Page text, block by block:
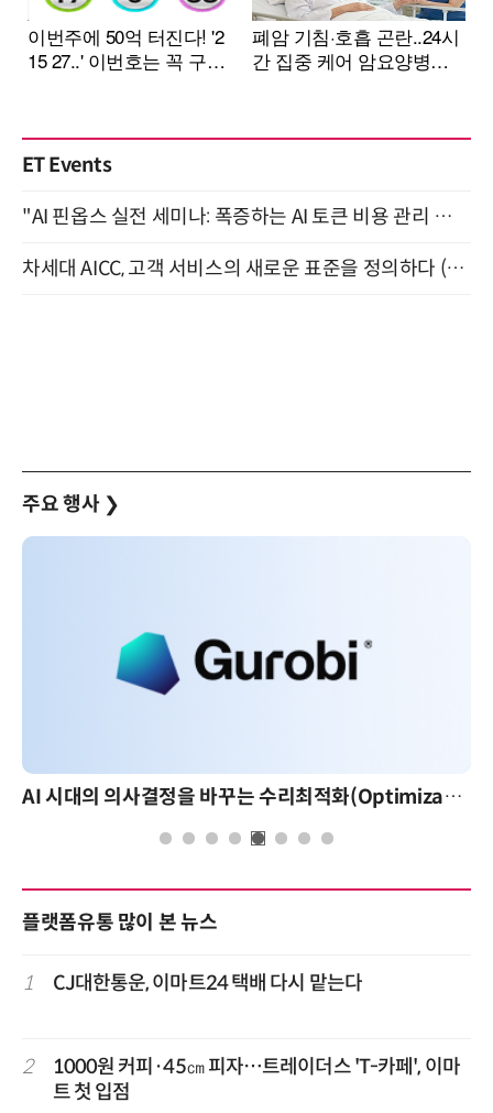
ET Events
"AI 핀옵스 실전 세미나: 폭증하는 AI 토큰 비용 관리 전략" 8월 21일 개최
차세대 AICC, 고객 서비스의 새로운 표준을 정의하다 (9/9)
주요 행사 ❯
AI 시대의 의사결정을 바꾸는 수리최적화(Optimization): 실제 산업 적용 사례와 활용 전략
플랫폼유통 많이 본 뉴스
1 CJ대한통운, 이마트24 택배 다시 맡는다
2
1000원 커피·45㎝ 피자…트레이더스 'T-카페', 이마
트 첫 입점